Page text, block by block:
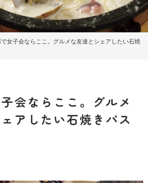
女子会ならここ。グルメな友達とシェアしたい石焼
会ならここ。グルメ
アしたい石焼きパス